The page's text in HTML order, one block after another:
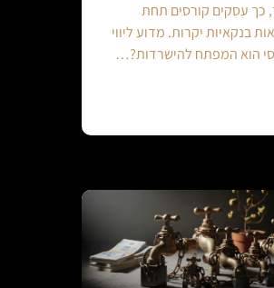
כך עסקים קורסים תחת
בנקאיות יקרות. מדוע ליווי
הוא המפתח להישרדות?…